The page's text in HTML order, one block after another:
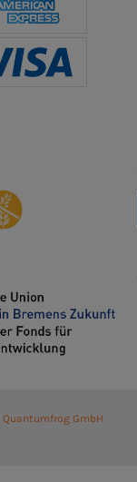
Quantumfrog GmbH